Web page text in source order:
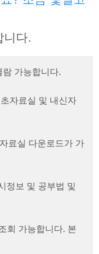
니다.
가능합니다.
자료실 및 내신자
료실 다운로드가 가
정보 및 공부법 및
회 가능합니다. 본